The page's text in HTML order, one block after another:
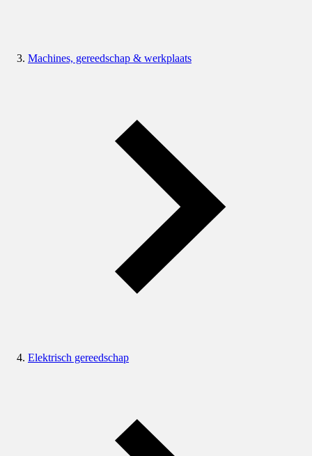
Machines, gereedschap & werkplaats
Elektrisch gereedschap